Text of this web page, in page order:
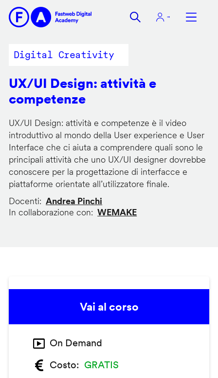
contenuto
Digital Creativity
UX/UI Design: attività e
competenze
UX/UI Design: attività e competenze è il video
introduttivo al mondo della User experience e User
Interface che ci aiuta a comprendere quali sono le
principali attività che uno UX/UI designer dovrebbe
conoscere per la progettazione di interfacce e
piattaforme orientate all’utilizzatore finale.
Docenti
Andrea Pinchi
In collaborazione con
WEMAKE
Vai al corso
On Demand
Costo
GRATIS